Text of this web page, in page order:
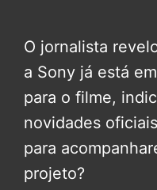
O jornalista
a Sony já está
para o filme,
novidades
para
projeto?